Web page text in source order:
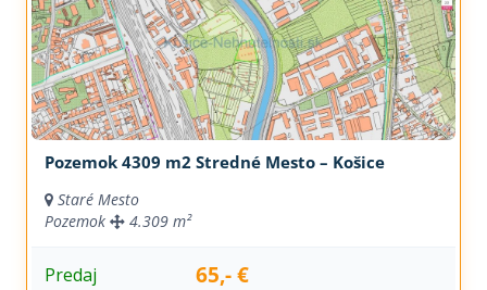
Pozemok 4309 m2 Stredné Mesto – Košice
Staré Mesto
Pozemok
4.309 m²
Predaj 65,- €